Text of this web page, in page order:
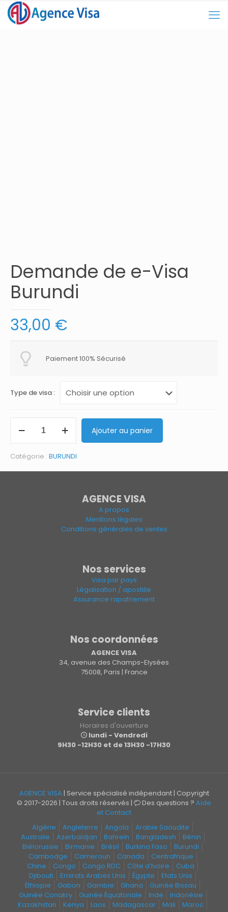
Demande de e-Visa
Burundi
33,00 €
Paiement 100% Sécurisé
Type de visa :
e-
Visa
Ajouter au panier
Catégorie : BURUNDI
AGENCE VISA
A propos
Mentions légales
Conditions générales de ventes
Nos services
Visa par pays
Légalisation / apostille
Assurance rapatriement
Nos coordonnées
AGENCE VISA
34, avenue des Champs-Elysées
75008, Paris | France
Service clients
Horaires d'ouverture
lundi - Vendredi
9H30 -12H30 et de 13H30 -17H30
AGENCE VISA | Service spécialisé indépendant | Copyright
© 2017-2026 | Tous droits réservés |
Des questions ? Aide
et Contact
Algérie
Angleterre Angola
Arabie Saoudite
Australie
Azerbaïdjan Bahreïn Bangladesh
Bénin
Biélorussie
Birmanie Brésil Burkina Faso
Burundi
Cambodge
Cameroun Canada
Centrafrique
Chine
Congo Congo RDC Côte d’Ivoire
Cuba
Djibouti
Emirats Arabes Unis Égypte
Etats Unis
Éthiopie
Gabon Gambie Ghana
Guinée Bissau
Guinée Conakry
Guinée Équatoriale Inde
Indonésie
Kazakhstan
Kenya Laos Madagascar Mali
Maroc